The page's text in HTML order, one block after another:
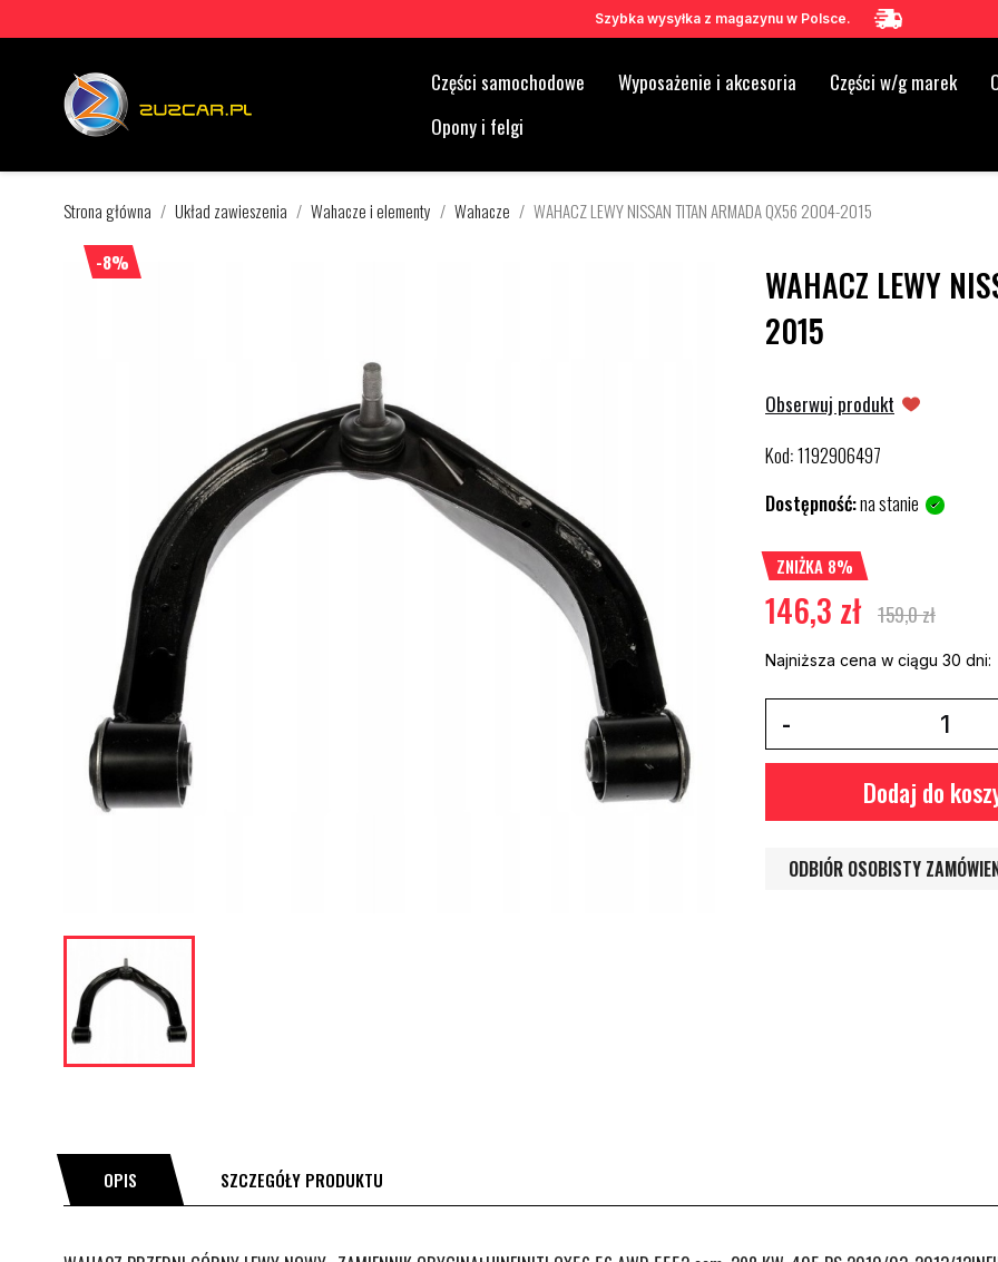
Szybka wysyłka z magazynu w Polsce.
Części samochodowe Wyposażenie i akcesoria Części w/g marek
Opony i felgi
Strona główna Układ zawieszenia Wahacze i elementy Wahacze WAHACZ LEWY NISSAN TITAN ARMADA QX56 2004-2015
-8%
WAHACZ LEWY
2015
Obserwuj produkt
Kod:1192906497
Dostępność:na stanie
ZNIŻKA 8%
146,3 zł 159,0 zł
Najniższa cena w ciągu 30 dni:
Dodaj do
ODBIÓR OSOBISTY
OPIS SZCZEGÓŁY PRODUKTU